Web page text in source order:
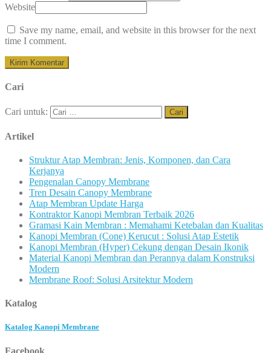
Website
Save my name, email, and website in this browser for the next
time I comment.
Cari
Cari untuk:
Artikel
Struktur Atap Membran: Jenis, Komponen, dan Cara
Kerjanya
Pengenalan Canopy Membrane
Tren Desain Canopy Membrane
Atap Membran Update Harga
Kontraktor Kanopi Membran Terbaik 2026
Gramasi Kain Membran : Memahami Ketebalan dan Kualitas
Kanopi Membran (Cone) Kerucut : Solusi Atap Estetik
Kanopi Membran (Hyper) Cekung dengan Desain Ikonik
Material Kanopi Membran dan Perannya dalam Konstruksi
Modern
Membrane Roof: Solusi Arsitektur Modern
Katalog
Katalog Kanopi Membrane
Facebook